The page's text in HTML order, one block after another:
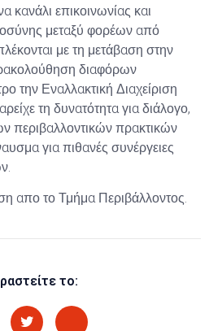
επικοινωνίας και
μεταξύ φορέων από
με τη μετάβαση στην
διαφόρων
την Εναλλακτική Διαχείριση
τη δυνατότητα για διάλογο,
περιβαλλοντικών πρακτικών
για πιθανές συνέργειες
απο το Τμήμα Περιβάλλοντος.
το: